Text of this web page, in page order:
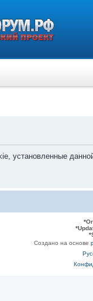
установленные
*
*
*
Создано на основе